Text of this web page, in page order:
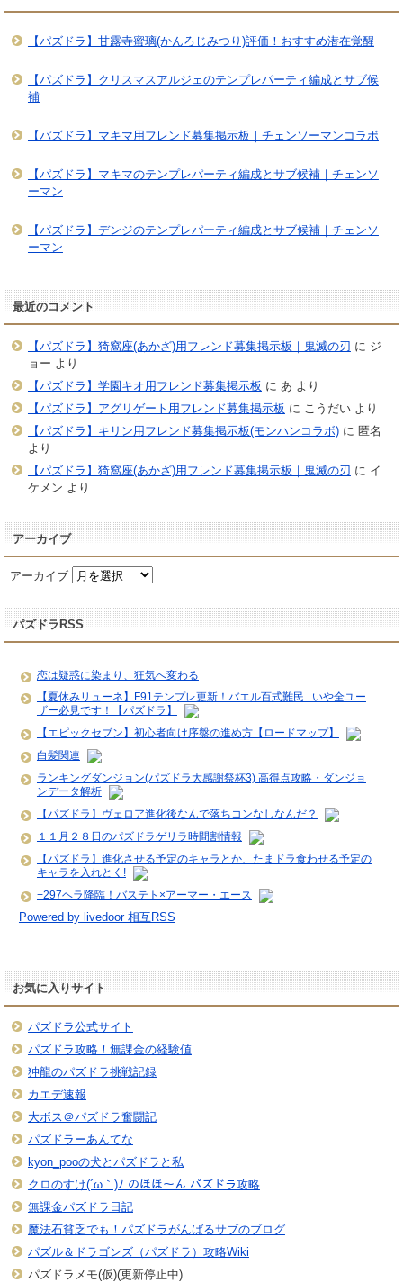
【パズドラ】甘露寺蜜璃(かんろじみつり)評価！おすすめ潜在覚醒
【パズドラ】クリスマスアルジェのテンプレパーティ編成とサブ候
補
【パズドラ】マキマ用フレンド募集掲示板｜チェンソーマンコラボ
【パズドラ】マキマのテンプレパーティ編成とサブ候補｜チェンソ
ーマン
【パズドラ】デンジのテンプレパーティ編成とサブ候補｜チェンソ
ーマン
最近のコメント
【パズドラ】猗窩座(あかざ)用フレンド募集掲示板｜鬼滅の刃 に ジ
ョー より
【パズドラ】学園キオ用フレンド募集掲示板 に あ より
【パズドラ】アグリゲート用フレンド募集掲示板 に こうだいより
【パズドラ】キリン用フレンド募集掲示板(モンハンコラボ)に 匿名
より
【パズドラ】猗窩座(あかざ)用フレンド募集掲示板｜鬼滅の刃 に イ
ケメン より
アーカイブ
アーカイブ
パズドラRSS
恋は疑惑に染まり、狂気へ変わる
【夏休みリューネ】F91テンプレ更新！バエル百式難民...いや全ユー
ザー必見です！【パズドラ】
【エピックセブン】初心者向け序盤の進め方【ロードマップ】
白髪関連
ランキングダンジョン(パズドラ大感謝祭杯3) 高得点攻略・ダンジョ
ンデータ解析
【パズドラ】ヴェロア進化後なんで落ちコンなしなんだ？
１１月２８日のパズドラゲリラ時間割情報
【パズドラ】進化させる予定のキャラとか、たまドラ食わせる予定の
キャラを入れとく!
+297ヘラ降臨！バステト×アーマー・エース
Powered by livedoor 相互RSS
お気に入りサイト
パズドラ公式サイト
パズドラ攻略！無課金の経験値
狆龍のパズドラ挑戦記録
カエデ速報
大ボス＠パズドラ奮闘記
パズドラーあんてな
kyon_pooの犬とパズドラと私
クロのすけ(´ω｀)ﾉ のほほ〜ん パズドラ攻略
無課金パズドラ日記
魔法石貧乏でも！パズドラがんばるサブのブログ
パズル＆ドラゴンズ（パズドラ）攻略Wiki
パズドラメモ(仮)(更新停止中)